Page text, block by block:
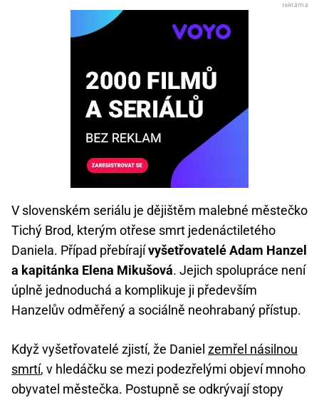
V slovenském seriálu je dějištěm malebné městečko
Tichý Brod, kterým otřese smrt jedenáctiletého
Daniela. Případ přebírajívyšetřovatelé Adam Hanzel
a kapitánka Elena Mikušová. Jejich spolupráce není
úplně jednoduchá a komplikuje ji především
Hanzelův odměřený a sociálně neohrabaný přístup.
Když vyšetřovatelé zjistí, že Daniel zemřel násilnou
smrtí, v hledáčku se mezi podezřelými objeví mnoho
obyvatel městečka. Postupně se odkrývají stopy